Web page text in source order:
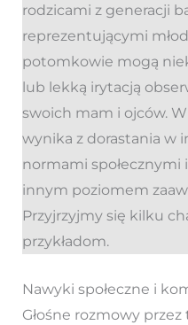
rodzicami z generacji
reprezentującymi
potomkowie mogą
lub lekką irytacją
swoich mam i ojców.
wynika z dorastania w
normami społecznymi
innym poziomem
Przyjrzyjmy się kilku
przykładom.
Nawyki społeczne i
Głośne rozmowy